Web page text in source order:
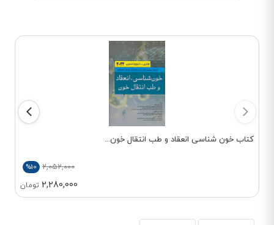
کتاب خون شناسی انعقاد و طب انتقال خون...
2,052,000
%10
2,280,000 تومان